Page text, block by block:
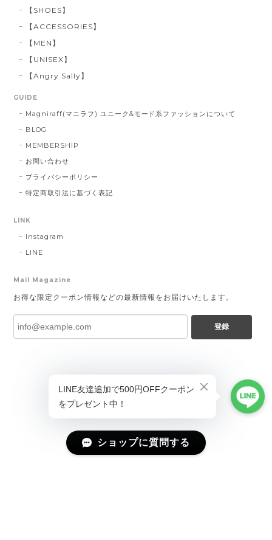
【SHOES】
【ACCESSORIES】
【MEN】
【UNISEX】
【Angry Sally】
GUIDE
Magniraff(マニラフ) ユニーク&モード系ファッションについて
BLOG
MEMBERSHIP
お問い合わせ
プライバシーポリシー
特定商取引法に基づく表記
LINK
Instagram
LINE
Mail Magazine
お得な限定クーポン情報などの最新情報をお届けいたします。
登録
ショップに質問する